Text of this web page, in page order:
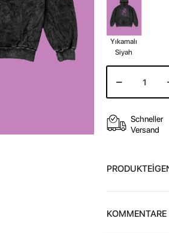
Yıkamalı
Siyah
Schneller
Versand
KOMMENTARE